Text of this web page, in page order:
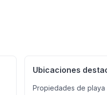
Ubicaciones
Propiedades de playa